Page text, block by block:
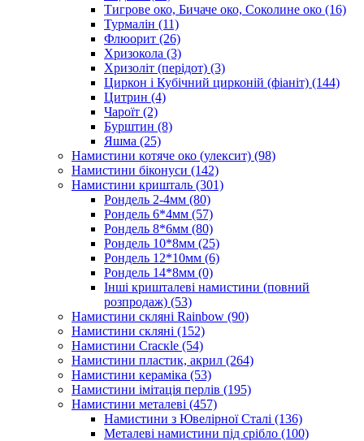
Тигрове око, Бичаче око, Соколине око (16)
Турмалін (11)
Флюорит (26)
Хризокола (3)
Хризоліт (перідот) (3)
Циркон і Кубічний цирконій (фіаніт) (144)
Цитрин (4)
Чароїт (2)
Бурштин (8)
Яшма (25)
Намистини котяче око (улексит) (98)
Намистини біконуси (142)
Намистини кришталь (301)
Рондель 2-4мм (80)
Рондель 6*4мм (57)
Рондель 8*6мм (80)
Рондель 10*8мм (25)
Рондель 12*10мм (6)
Рондель 14*8мм (0)
Інші кришталеві намистини (повний
розпродаж) (53)
Намистини скляні Rainbow (90)
Намистини скляні (152)
Намистини Cracкle (54)
Намистини пластик, акрил (264)
Намистини кераміка (53)
Намистини імітація перлів (195)
Намистини металеві (457)
Намистини з Ювелірної Сталі (136)
Металеві намистини під срібло (100)